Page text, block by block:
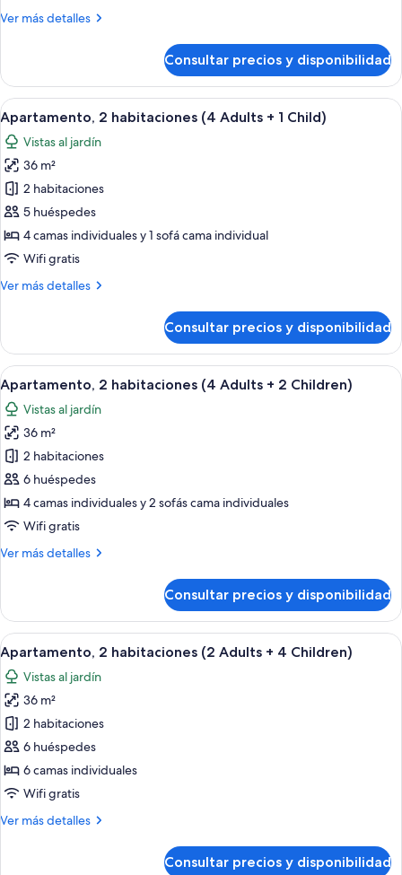
Adults)
Ver más detalles
Más
2
habitaciones
(5
Adults)
Consultar precios y disponibilidad
Abrir
todas
las
fotos
de
Apartamento,
2
habitaciones
Adults
Child)
Una sala moderna con un sofá azul,
6
Apartamento, 2 habitaciones (4 Adults + 1 Child)
Vistas al jardín
36 m²
2 habitaciones
5 huéspedes
4 camas individuales y 1 sofá cama individual
Wifi gratis
Ver más detalles
Más
2
habitaciones
(4
Adults
+
Child)
Consultar precios y disponibilidad
Abrir
todas
las
fotos
de
Apartamento,
2
habitaciones
Adults
Children)
Una sala moderna con un sofá azul,
6
Apartamento, 2 habitaciones (4 Adults + 2 Children)
Vistas al jardín
36 m²
2 habitaciones
6 huéspedes
4 camas individuales y 2 sofás cama individuales
Wifi gratis
Ver más detalles
Más
2
habitaciones
(4
Adults
+
2
Children)
Consultar precios y disponibilidad
Abrir
todas
las
fotos
de
Apartamento,
2
habitaciones
Adults
Una sala moderna con un sofá azul,
6
Apartamento, 2 habitaciones (2 Adults + 4 Children)
Vistas al jardín
36 m²
2 habitaciones
6 huéspedes
6 camas individuales
Wifi gratis
Ver más detalles
Más
Consultar precios y disponibilidad